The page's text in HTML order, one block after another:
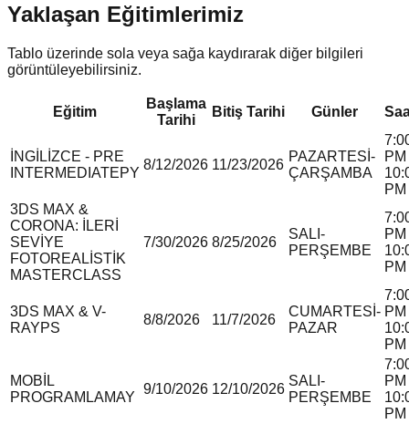
Yaklaşan Eğitimlerimiz
Tablo üzerinde sola veya sağa kaydırarak diğer bilgileri
görüntüleyebilirsiniz.
Eğitim
Başlama
Tarihi
Bitiş Tarihi Günler
İNGİLİZCE - PRE
INTERMEDIATEPY
8/12/2026 11/23/2026
PAZARTESİ-
ÇARŞAMBA
PM
PM
3DS MAX &
CORONA: İLERİ
SEVİYE
FOTOREALİSTİK
MASTERCLASS
7/30/2026 8/25/2026
SALI-
PERŞEMBE
PM
PM
3DS MAX & V-
RAYPS
8/8/2026 11/7/2026
CUMARTESİ-
PAZAR
PM
PM
MOBİL
PROGRAMLAMAY
9/10/2026 12/10/2026
SALI-
PERŞEMBE
PM
PM